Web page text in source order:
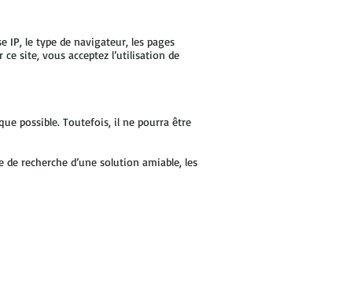
IP, le type de navigateur, les pages
site, vous acceptez l’utilisation de
possible. Toutefois, il ne pourra être
recherche d’une solution amiable, les